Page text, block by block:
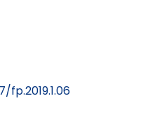
fp.2019.1.06